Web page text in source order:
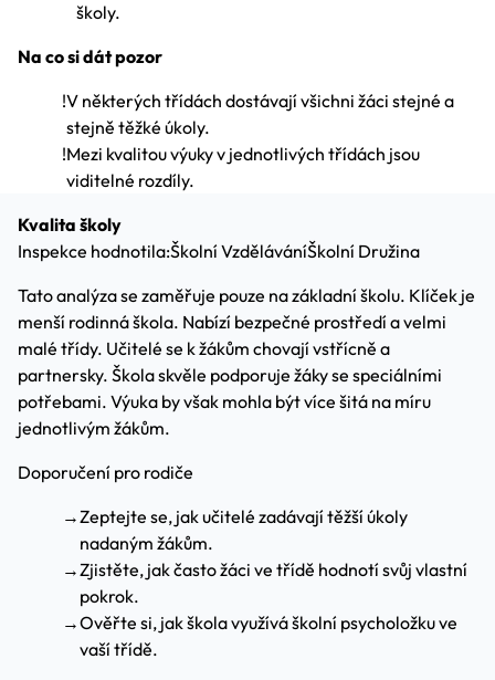
školy.
Na co si dát pozor
!V některých třídách dostávají všichni žáci stejné a
stejně těžké úkoly.
!Mezi kvalitou výuky v jednotlivých třídách jsou
viditelné rozdíly.
Kvalita školy
Inspekce hodnotila:Školní VzděláváníŠkolní Družina
Tato analýza se zaměřuje pouze na základní školu. Klíček je
menší rodinná škola. Nabízí bezpečné prostředí a velmi
malé třídy. Učitelé se k žákům chovají vstřícně a
partnersky. Škola skvěle podporuje žáky se speciálními
potřebami. Výuka by však mohla být více šitá na míru
jednotlivým žákům.
Doporučení pro rodiče
→Zeptejte se, jak učitelé zadávají těžší úkoly
nadaným žákům.
→Zjistěte, jak často žáci ve třídě hodnotí svůj vlastní
pokrok.
→Ověřte si, jak škola využívá školní psycholožku ve
vaší třídě.